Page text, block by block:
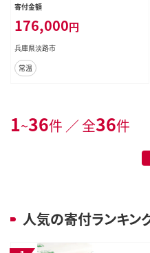
寄付金額
176,000円
兵庫県淡路市
常温
1~36件 ／ 全36件
人気の寄付ランキン